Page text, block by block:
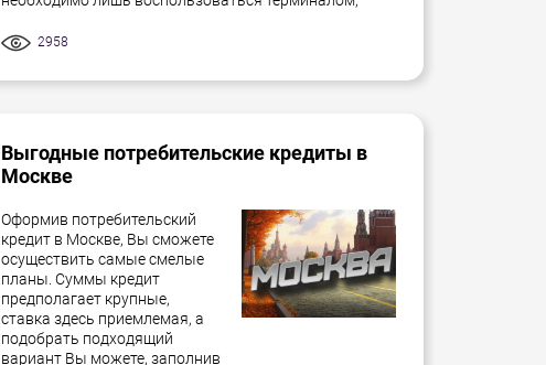
2958
Выгодные потребительские кредиты в
Москве
Оформив потребительский
кредит в Москве, Вы сможете
осуществить самые смелые
планы. Суммы кредит
предполагает крупные,
ставка здесь приемлемая, а
подобрать подходящий
вариант Вы можете, заполнив